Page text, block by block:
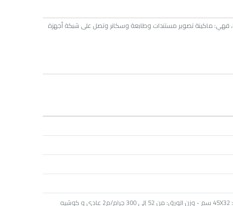
دقة طباعة عالية مع طابعة المستندات الألوان متعددة الوظائف: Kyocera TASKalfa 2552ci، فهي: ماكينة تصوير مستندات وطابعة وسكانر وتصل على شبكة أجهزة